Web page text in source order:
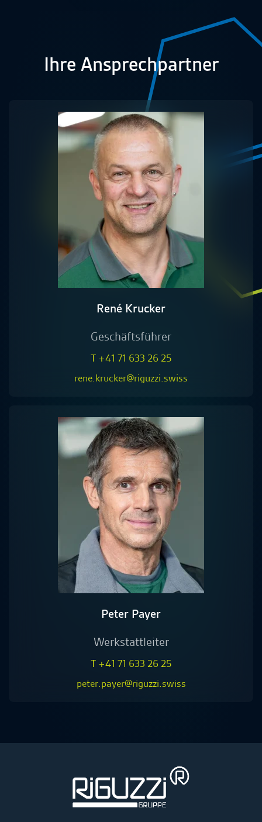
Ihre Ansprechpartner
René Krucker
Geschäftsführer
T +41 71 633 26 25
rene.krucker@riguzzi.swiss
Peter Payer
Werkstattleiter
T +41 71 633 26 25
peter.payer@riguzzi.swiss